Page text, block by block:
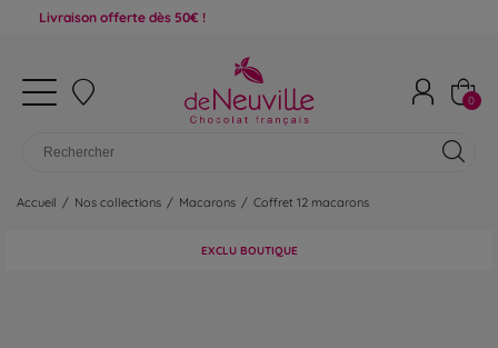
offerte dès 50€ !
0
Accueil / Nos collections / Macarons / Coffret 12 macarons
EXCLU BOUTIQUE